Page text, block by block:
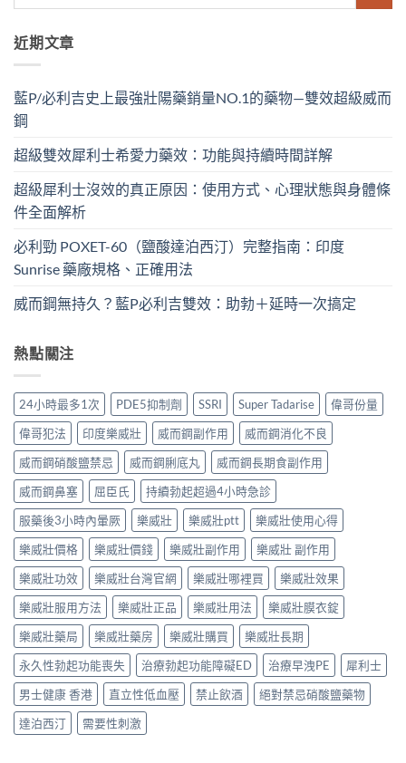
近期文章
藍P/必利吉史上最強壯陽藥銷量NO.1的藥物—雙效超級威而
鋼
超級雙效犀利士希愛力藥效：功能與持續時間詳解
超級犀利士沒效的真正原因：使用方式、心理狀態與身體條
件全面解析
必利勁 POXET-60（鹽酸達泊西汀）完整指南：印度
Sunrise 藥廠規格、正確用法
威而鋼無持久？藍P必利吉雙效：助勃＋延時一次搞定
熱點關注
24小時最多1次 PDE5抑制劑 SSRI Super Tadarise
偉哥份量
偉哥犯法
印度樂威壯 威而鋼副作用
威而鋼消化不良
威而鋼硝酸鹽禁忌
威而鋼脷底丸
威而鋼長期食副作用
威而鋼鼻塞
屈臣氏
持續勃起超過4小時急診
服藥後3小時內暈厥
樂威壯 樂威壯ptt
樂威壯使用心得
樂威壯價格
樂威壯價錢 樂威壯副作用
樂威壯 副作用
樂威壯功效
樂威壯台灣官網 樂威壯哪裡買
樂威壯效果
樂威壯服用方法
樂威壯正品 樂威壯用法
樂威壯膜衣錠
樂威壯藥局
樂威壯藥房 樂威壯購買
樂威壯長期
永久性勃起功能喪失
治療勃起功能障礙ED 治療早洩PE
犀利士
男士健康 香港
直立性低血壓 禁止飲酒
絕對禁忌硝酸鹽藥物
達泊西汀
需要性刺激